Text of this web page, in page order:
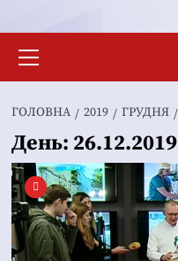
меню
ГОЛОВНА 2019 ГРУДНЯ
День: 26.12.2019